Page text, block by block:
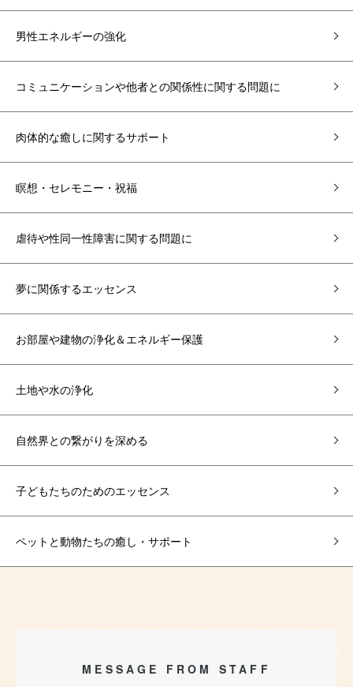
男性エネルギーの強化
コミュニケーションや他者との関係性に関する問題に
肉体的な癒しに関するサポート
瞑想・セレモニー・祝福
虐待や性同一性障害に関する問題に
夢に関係するエッセンス
お部屋や建物の浄化＆エネルギー保護
土地や水の浄化
自然界との繋がりを深める
子どもたちのためのエッセンス
ペットと動物たちの癒し・サポート
MESSAGE FROM STAFF